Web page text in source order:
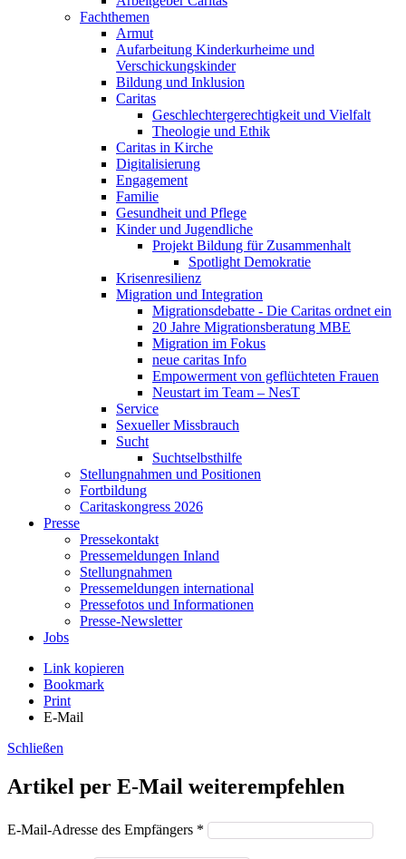
Fachthemen
Armut
Aufarbeitung Kinderkurheime und
Verschickungskinder
Bildung und Inklusion
Caritas
Geschlechtergerechtigkeit und Vielfalt
Theologie und Ethik
Caritas in Kirche
Digitalisierung
Engagement
Familie
Gesundheit und Pflege
Kinder und Jugendliche
Projekt Bildung für Zusammenhalt
Spotlight Demokratie
Krisenresilienz
Migration und Integration
Migrationsdebatte - Die Caritas ordnet ein
20 Jahre Migrationsberatung MBE
Migration im Fokus
neue caritas Info
Empowerment von geflüchteten Frauen
Neustart im Team – NesT
Service
Sexueller Missbrauch
Sucht
Suchtselbsthilfe
Stellungnahmen und Positionen
Fortbildung
Caritaskongress 2026
Presse
Pressekontakt
Pressemeldungen Inland
Stellungnahmen
Pressemeldungen international
Pressefotos und Informationen
Presse-Newsletter
Jobs
Link kopieren
Bookmark
Print
E-Mail
Schließen
Artikel per E-Mail weiterempfehlen
E-Mail-Adresse des Empfängers *